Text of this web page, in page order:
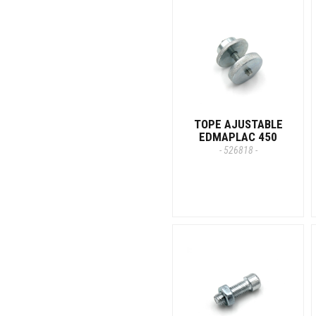
TOPE AJUSTABLE
EDMAPLAC 450
- 526818 -